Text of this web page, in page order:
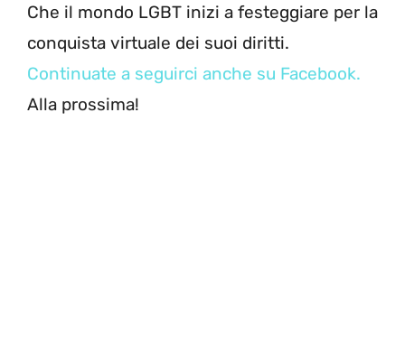
Che il mondo LGBT inizi a festeggiare per la
conquista virtuale dei suoi diritti.
Continuate a seguirci anche su Facebook.
Alla prossima!